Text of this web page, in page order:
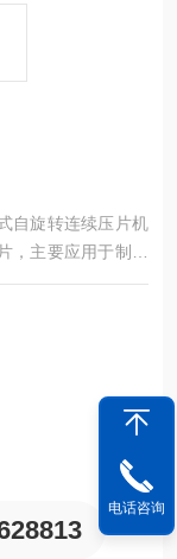
自旋转连续压片机
，主要应用于制药
、塑料、粉末冶金
电话咨询